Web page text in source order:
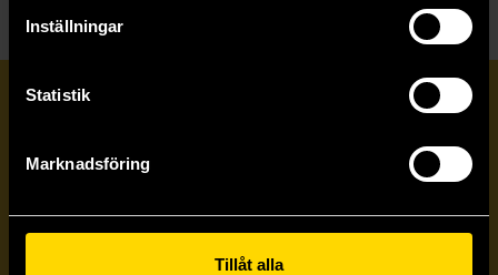
Inställningar
Statistik
Marknadsföring
Tillåt alla
Prenumerera på vårt nyhetsbrev
Skicka